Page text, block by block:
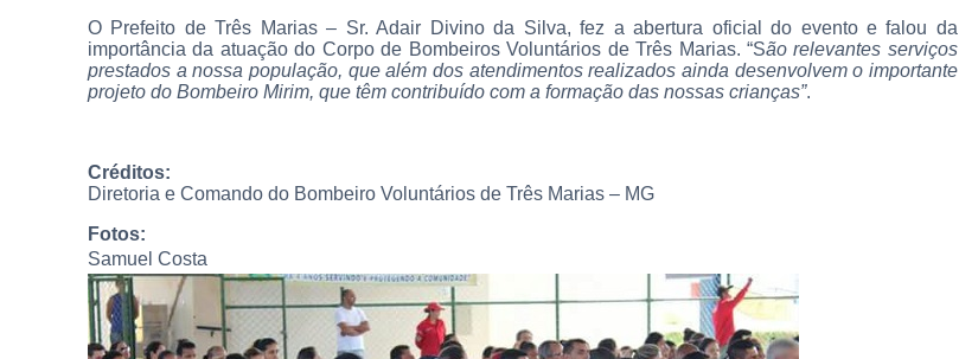
O Prefeito de Três Marias – Sr. Adair Divino da Silva, fez a abertura oficial do evento e falou da
importância da atuação do Corpo de Bombeiros Voluntários de Três Marias. “São relevantes serviços
prestados a nossa população, que além dos atendimentos realizados ainda desenvolvem o importante
projeto do Bombeiro Mirim, que têm contribuído com a formação das nossas crianças”.
Créditos:
Diretoria e Comando do Bombeiro Voluntários de Três Marias – MG
Fotos:
Samuel Costa